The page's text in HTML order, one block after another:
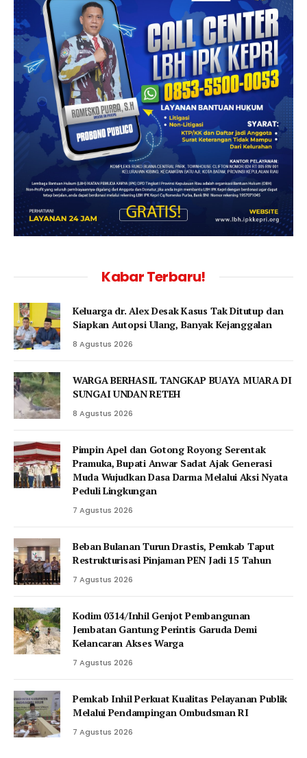
Kabar Terbaru!
Keluarga dr. Alex Desak Kasus Tak Ditutup dan
Siapkan Autopsi Ulang, Banyak Kejanggalan
8 Agustus 2026
WARGA BERHASIL TANGKAP BUAYA MUARA DI
SUNGAI UNDAN RETEH
8 Agustus 2026
Pimpin Apel dan Gotong Royong Serentak
Pramuka, Bupati Anwar Sadat Ajak Generasi
Muda Wujudkan Dasa Darma Melalui Aksi Nyata
Peduli Lingkungan
7 Agustus 2026
Beban Bulanan Turun Drastis, Pemkab Taput
Restrukturisasi Pinjaman PEN Jadi 15 Tahun‎
7 Agustus 2026
Kodim 0314/Inhil Genjot Pembangunan
Jembatan Gantung Perintis Garuda Demi
Kelancaran Akses Warga
7 Agustus 2026
Pemkab Inhil Perkuat Kualitas Pelayanan Publik
Melalui Pendampingan Ombudsman RI
7 Agustus 2026